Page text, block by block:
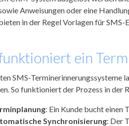
Anweisungen oder eine
in der Regel Vorlagen für
ein
SMS-Terminerinnerungssysteme
So funktioniert der Prozess in der
: Ein Kunde bucht einen
Synchronisierung: Der